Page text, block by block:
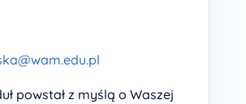
powstał z myślą o Waszej